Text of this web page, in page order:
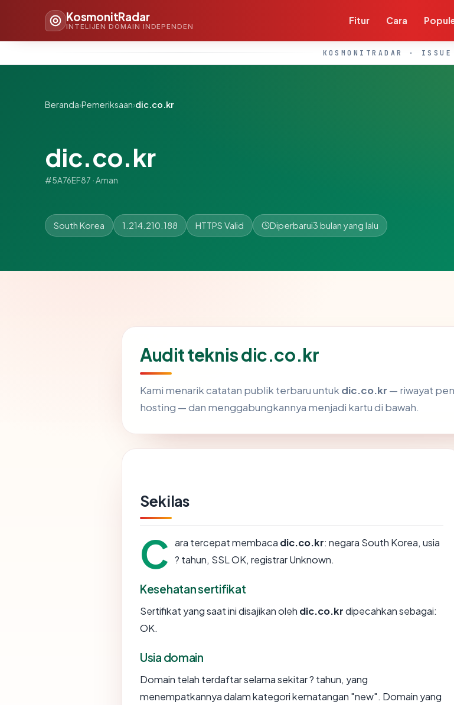
KosmonitRadar
INTELIJEN DOMAIN INDEPENDEN
Fitur Cara
KOSMONITRADAR ·
Beranda›Pemeriksaan›dic.co.kr
dic.co.kr
#5A76EF87 · Aman
South Korea 1.214.210.188 HTTPS Valid Diperbarui3 bulan yang lalu
Audit teknis dic.co.kr
Kami menarik catatan publik terbaru untuk dic.co.kr — riwayat
hosting — dan menggabungkannya menjadi kartu di bawah.
Sekilas
C ara tercepat membaca dic.co.kr: negara South Korea, usia
? tahun, SSL OK, registrar Unknown.
Kesehatan sertifikat
Sertifikat yang saat ini disajikan oleh dic.co.krdipecahkan sebagai:
OK.
Usia domain
Domain telah terdaftar selama sekitar ? tahun, yang
menempatkannya dalam kategori kematangan "new". Domain yang